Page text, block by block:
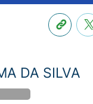
DA SILVA